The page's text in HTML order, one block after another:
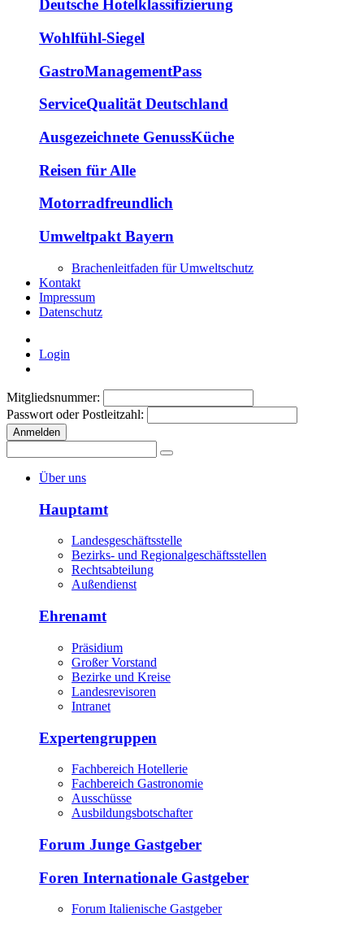
Deutsche Hotelklassifizierung
Wohlfühl-Siegel
GastroManagementPass
ServiceQualität Deutschland
Ausgezeichnete GenussKüche
Reisen für Alle
Motorradfreundlich
Umweltpakt Bayern
Brachenleitfaden für Umweltschutz
Kontakt
Impressum
Datenschutz
Login
Mitgliedsnummer:
Passwort oder Postleitzahl:
Anmelden
Über uns
Hauptamt
Landesgeschäftsstelle
Bezirks- und Regionalgeschäftsstellen
Rechtsabteilung
Außendienst
Ehrenamt
Präsidium
Großer Vorstand
Bezirke und Kreise
Landesrevisoren
Intranet
Expertengruppen
Fachbereich Hotellerie
Fachbereich Gastronomie
Ausschüsse
Ausbildungsbotschafter
Forum Junge Gastgeber
Foren Internationale Gastgeber
Forum Italienische Gastgeber